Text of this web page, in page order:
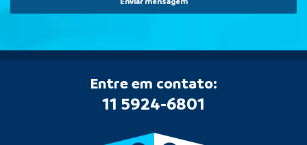
Entre em contato:
11 5924-6801